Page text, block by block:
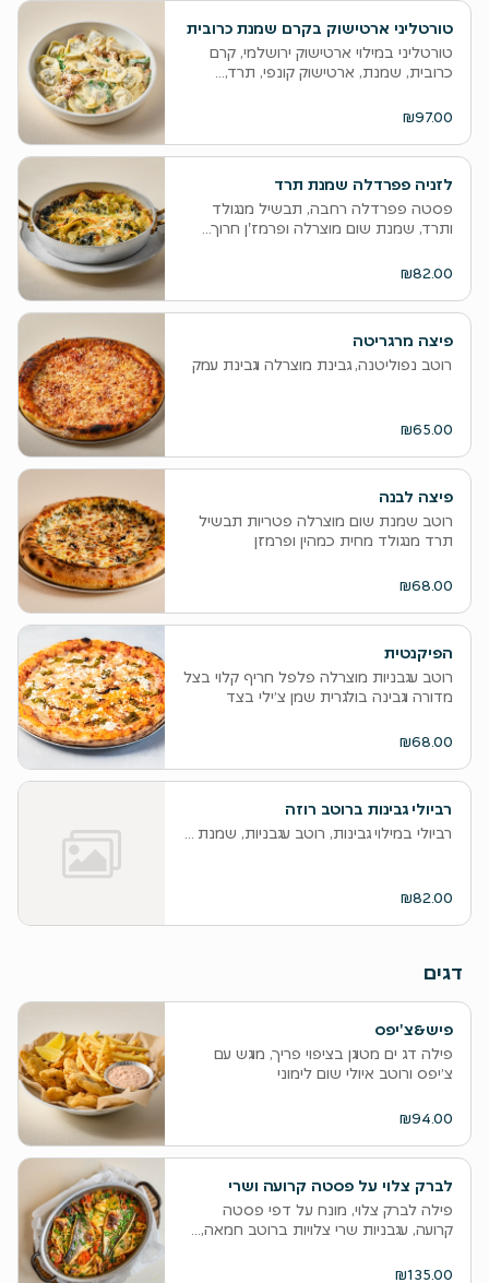
טורטליני ארטישוק בקרם שמנת כרובית
טורטליני במילוי ארטישוק ירושלמי, קרם
כרובית, שמנת, ארטישוק קונפי, תרד,...
₪97.00
לזניה פפרדלה שמנת תרד
פסטה פפרדלה רחבה, תבשיל מנגולד
ותרד, שמנת שום מוצרלה ופרמז'ן חרוך...
₪82.00
פיצה מרגריטה
רוטב נפוליטנה, גבינת מוצרלה וגבינת עמק
₪65.00
פיצה לבנה
רוטב שמנת שום מוצרלה פטריות תבשיל
תרד מנגולד מחית כמהין ופרמזן
₪68.00
הפיקנטית
רוטב עגבניות מוצרלה פלפל חריף קלוי בצל
מדורה וגבינה בולגרית שמן צ׳ילי בצד
₪68.00
רביולי גבינות ברוטב רוזה
רביולי במילוי גבינות, רוטב עגבניות, שמנת , שרי צלוי ובזיליקום
₪82.00
דגים
פיש&צ'יפס
פילה דג ים מטוגן בציפוי פריך, מוגש עם
צ׳יפס ורוטב איולי שום לימוני
₪94.00
לברק צלוי על פסטה קרועה ושרי
פילה לברק צלוי, מונח על דפי פסטה
קרועה, עגבניות שרי צלויות ברוטב חמאה,...
₪135.00